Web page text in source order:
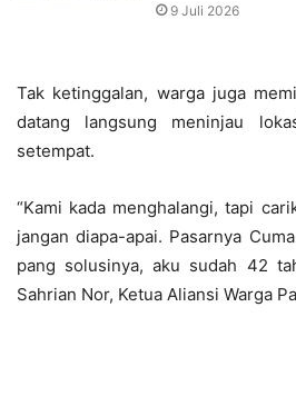
9 Juli 2026
Tak ketinggalan, warga juga
datang langsung meninjau
setempat.
“Kami kada menghalangi, tapi
jangan diapa-apai. Pasarnya
pang solusinya, aku sudah 42
Sahrian Nor, Ketua Aliansi Warga